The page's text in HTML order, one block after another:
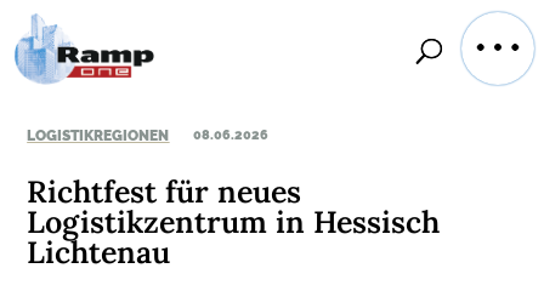
LOGISTIKREGIONEN 08.06.2026
Richtfest für neues
Logistikzentrum in Hessisch
Lichtenau